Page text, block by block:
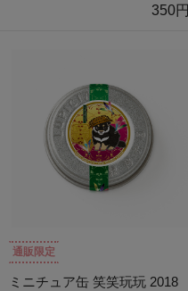
350円
通販限定
ミニチュア缶 笑笑玩玩 2018